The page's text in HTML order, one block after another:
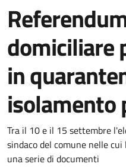
domiciliare
in
isolamento
Dettagli della
Tra il 10 e il 15 settembre
sindaco del comune nelle
una serie di documenti